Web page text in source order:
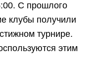
С прошлого
клубы получили
турнире.
этим